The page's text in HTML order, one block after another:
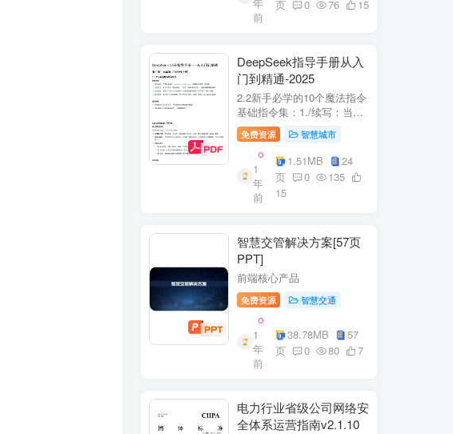
+医疗企业案例分析5中国互
联网+医疗...
年
前
页 0 76 15
DeepSeek指导手册从入
门到精通-2025
2.2新手必学的10个魔法指令
基础指令集：1./续写：当回
答中断时自动继续生成2./简
化：将复杂内容转换成大白
话3./示例：要求展示实际案
例（特别是写代码时）4./步
骤：让AI分步骤指导操作流
程5./检...
免费资源 智慧城市
1
年
前
1.51MB
24
页
0
135
15
智慧交管解决方案[57页
PPT]
前端核心产品
免费资源 智慧交通
1
年
前
38.78MB
57
页
0 80 7
电力行业省级公司网络安
全体系运营指南v2.1.10